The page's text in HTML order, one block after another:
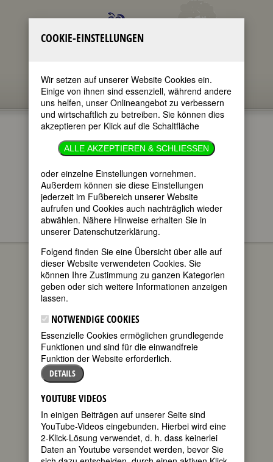
im ganzen Text
nur in Titeln
FEMBIO SPECIALS
BERÜHMTE
KOMPONISTINNEN
Maria Antonia
Walpurgis, Kurfürstin von Sachsen,
Herzogin von Bayern
FEMBIO SPECIAL: BERÜHMTE
KOMPONISTINNEN
MARIA ANTONIA WALPURGIS,
KURFÜRSTIN VON SACHSEN,
HERZOGIN VON BAYERN
geboren am
18. Juli 1724 in
München
gestorben am
COOKIE-EINSTELLUNGEN
Wir setzen auf unserer Website Cookies ein.
Einige von ihnen sind essenziell, während andere
uns helfen, unser Onlineangebot zu verbessern
und wirtschaftlich zu betreiben. Sie können dies
akzeptieren per Klick auf die Schaltfläche
ALLE AKZEPTIEREN & SCHLIESSEN
oder einzelne Einstellungen vornehmen.
Außerdem können sie diese Einstellungen
jederzeit im Fußbereich unserer Website
aufrufen und Cookies auch nachträglich wieder
abwählen. Nähere Hinweise erhalten Sie in
unserer Datenschutzerklärung.
Folgend finden Sie eine Übersicht über alle auf
dieser Website verwendeten Cookies. Sie
können Ihre Zustimmung zu ganzen Kategorien
geben oder sich weitere Informationen anzeigen
lassen.
NOTWENDIGE COOKIES
Essenzielle Cookies ermöglichen grundlegende
Funktionen und sind für die einwandfreie
Funktion der Website erforderlich.
DETAILS
YOUTUBE VIDEOS
In einigen Beiträgen auf unserer Seite sind
YouTube-Videos eingebunden. Hierbei wird eine
2-Klick-Lösung verwendet, d. h. dass keinerlei
Daten an Youtube versendet werden, bevor Sie